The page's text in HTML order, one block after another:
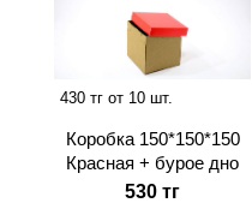
430 тг от 10 шт.
Коробка 150*150*150
Красная + бурое дно
530 тг